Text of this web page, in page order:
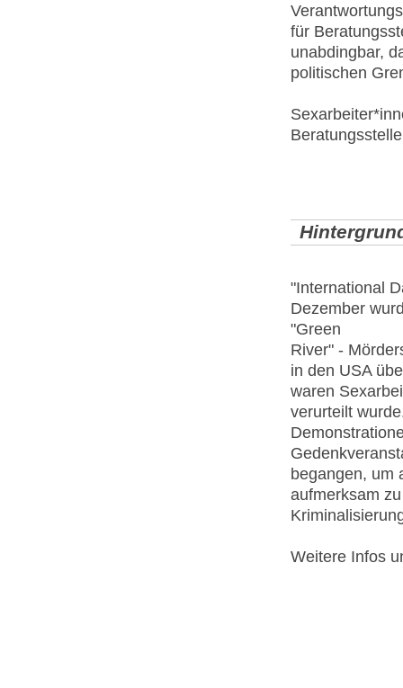
für
unabdingbar,
politischen
"International
Dezember
"Green
River" -
in den USA
waren
verurteilt
begangen, um
aufmerksam
Weitere Infos